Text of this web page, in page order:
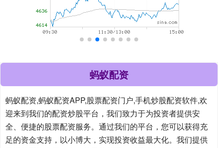
蚂蚁配资
蚂蚁配资,蚂蚁配资APP,股票配资门户,手机炒股配资软件,欢
迎来到我们的配资炒股平台，我们致力于为投资者提供安
全、便捷的股票配资服务。通过我们的平台，您可以获得充
足的资金支持，以小博大，实现投资收益最大化。我们提供